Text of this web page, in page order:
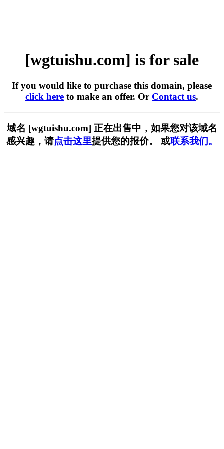
[wgtuishu.com] is for sale
If you would like to purchase this domain, please
click here to make an offer. Or Contact us.
域名 [wgtuishu.com] 正在出售中，如果您对该域名
感兴趣，请点击这里提供您的报价。 或联系我们。